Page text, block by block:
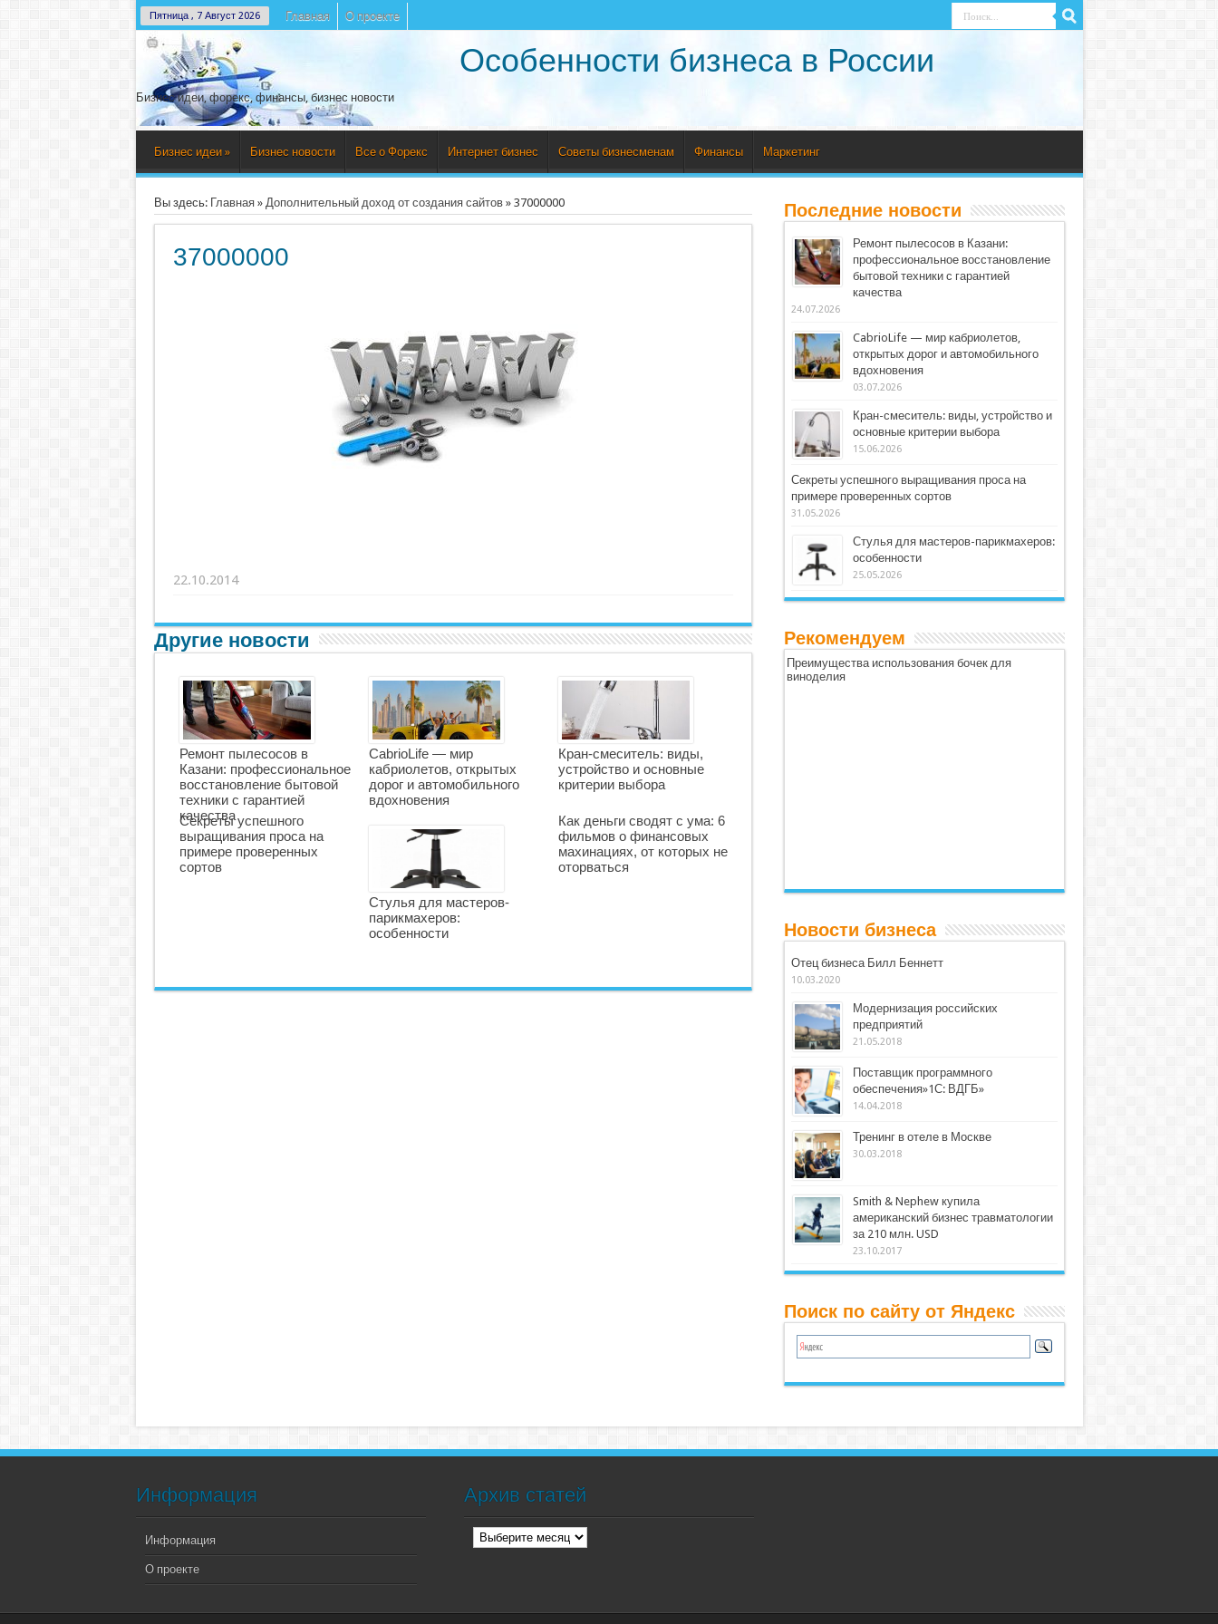
Пятница , 7 Август 2026 Главная О проекте
Особенности бизнеса в России
Бизнес идеи, форекс, финансы, бизнес новости
Бизнес идеи » Бизнес новости Все о Форекс Интернет бизнес Советы бизнесменам Финансы Маркетинг
Вы здесь: Главная» Дополнительный доход от создания сайтов» 37000000
37000000
22.10.2014
Другие новости
Ремонт пылесосов в
Казани: профессиональное
восстановление бытовой
техники с гарантией
качества
CabrioLife — мир
кабриолетов, открытых
дорог и автомобильного
вдохновения
Кран-смеситель: виды,
устройство и основные
критерии выбора
Секреты успешного
выращивания проса на
примере проверенных
сортов
Стулья для мастеров-
парикмахеров:
особенности
Как деньги сводят с ума: 6
фильмов о финансовых
махинациях, от которых не
оторваться
Последние новости
Ремонт пылесосов в Казани:
профессиональное восстановление
бытовой техники с гарантией
качества
24.07.2026
CabrioLife — мир кабриолетов,
открытых дорог и автомобильного
вдохновения
03.07.2026
Кран-смеситель: виды, устройство и
основные критерии выбора
15.06.2026
Секреты успешного выращивания проса на
примере проверенных сортов
31.05.2026
Стулья для мастеров-парикмахеров:
особенности
25.05.2026
Рекомендуем
Преимущества использования бочек для
виноделия
Новости бизнеса
Отец бизнеса Билл Беннетт
10.03.2020
Модернизация российских
предприятий
21.05.2018
Поставщик программного
обеспечения»1С: ВДГБ»
14.04.2018
Тренинг в отеле в Москве
30.03.2018
Smith & Nephew купила
американский бизнес травматологии
за 210 млн. USD
23.10.2017
Поиск по сайту от Яндекс
Информация
Информация
О проекте
Архив статей
Архив
статей